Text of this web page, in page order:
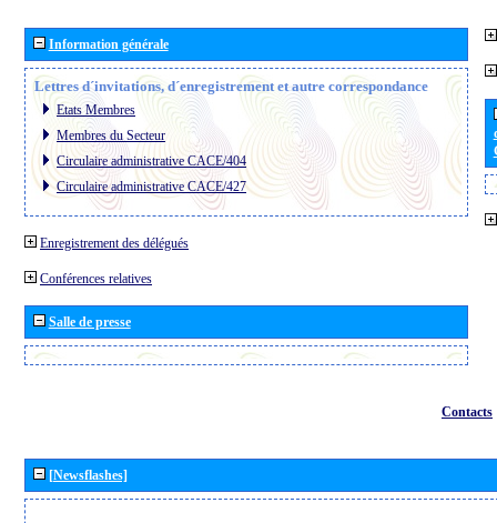
Information générale
Lettres d´invitations, d´enregistrement et autre correspondance
Etats Membres
Membres du Secteur
Circulaire administrative CACE/404
Circulaire administrative CACE/427
Enregistrement des délégués
Conférences relatives
Salle de presse
Contacts
[Newsflashes]